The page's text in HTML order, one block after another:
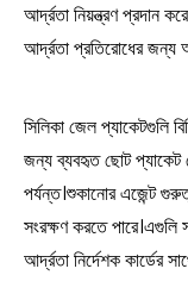
আর্দ্রতা নিয়ন্ত্রণ প্রদান
আর্দ্রতা প্রতিরোধের জন্য
সিলিকা জেল প্যাকেটগুলি
জন্য ব্যবহৃত ছোট প্যাকেট
পর্যন্ত।শুকানোর এজেন্ট
সংরক্ষণ করতে পারে।এগুলি
আর্দ্রতা নির্দেশক কার্ডের